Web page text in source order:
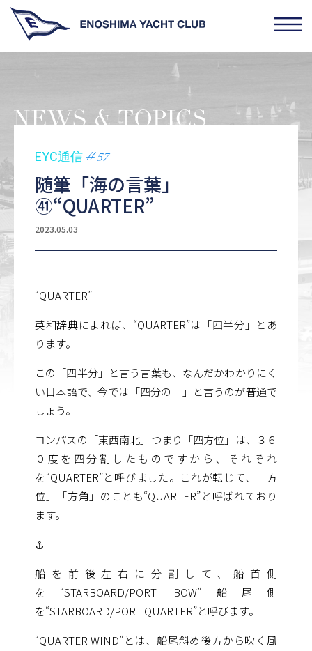
EYC通信#57
随筆「海の言葉」
㊶“QUARTER”
2023.05.03
“QUARTER”
英和辞典によれば、“QUARTER”は「四半分」とあ
ります。
この「四半分」と言う言葉も、なんだかわかりにく
い日本語で、今では「四分の一」と言うのが普通で
しょう。
コンパスの「東西南北」つまり「四方位」は、３６
０度を四分割したものですから、それぞれ
を“QUARTER”と呼びました。これが転じて、「方
位」「方角」のことも“QUARTER”と呼ばれており
ます。
⚓
船を前後左右に分割して、船首側
を“STARBOARD/PORT BOW”船尾側
を“STARBOARD/PORT QUARTER”と呼びます。
“QUARTER WIND”とは、船尾斜め後方から吹く風